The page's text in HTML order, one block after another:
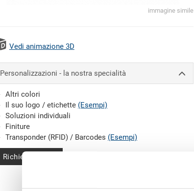
immagine simile
Vedi animazione 3D
Personalizzazioni - la nostra specialità
Altri colori
Il suo logo / etichette (Esempi)
Soluzioni individuali
Finiture
Transponder (RFID) / Barcodes (Esempi)
Richiedi offerta